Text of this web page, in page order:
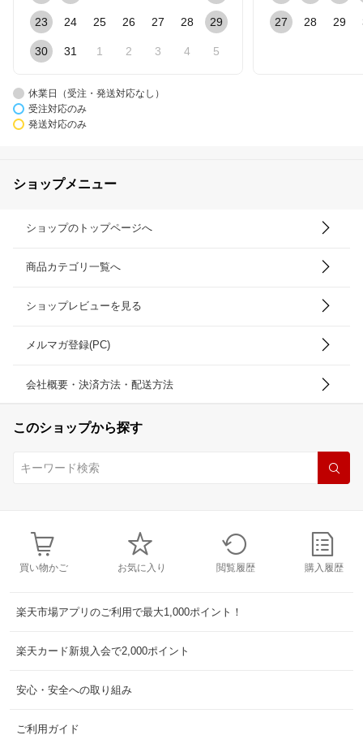
23 24 25 26 27 28 29
30 31 1 2 3 4 5
27 28 29
休業日（受注・発送対応なし）
受注対応のみ
発送対応のみ
ショップメニュー
ショップのトップページへ
商品カテゴリ一覧へ
ショップレビューを見る
メルマガ登録(PC)
会社概要・決済方法・配送方法
このショップから探す
買い物かご お気に入り 閲覧履歴 購入履歴
楽天市場アプリのご利用で最大1,000ポイント！
楽天カード新規入会で2,000ポイント
安心・安全への取り組み
ご利用ガイド